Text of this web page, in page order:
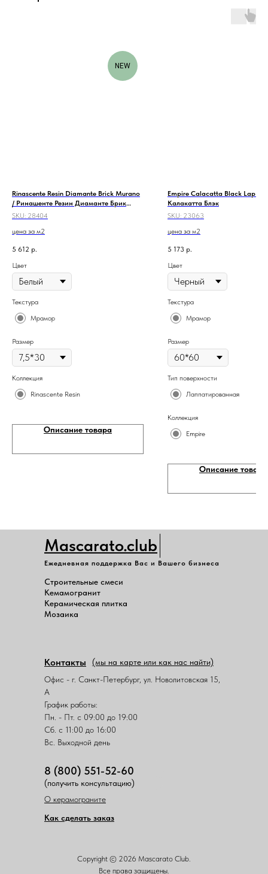
NEW
Rinascente Resin Diamante Brick Murano
/ Ринашенте Резин Диаманте Брик
Мурано
SKU: 28404
цена за м2
5 612 р.
Цвет
Текстура
Мрамор
Размер
Коллекция
Rinascente Resin
Описание товара
Empire Calacatta Black Lap
Калакатта Блэк
SKU: 23063
цена за м2
5 173 р.
Цвет
Текстура
Мрамор
Размер
Тип поверхности
Лаппатированная
Коллекция
Empire
Описание товара
Ежедневная поддержка Вас и Вашего бизнеса
Mascarato.club
Copyright © 2026 Mascarato Club.
Все права защищены.
Строительные смеси
Кемамогранит
Керамическая плитка
Мозаика
Контакты
Офис - г. Санкт-Петербург, ул. Новолитовская 15,
А
График работы:
Пн. - Пт. с 09:00 до 19:00
Сб. с 11:00 до 16:00
Вс. Выходной день
8 (800) 551-52-60
(мы на карте или как нас найти)
(получить консультацию)
О керамограните
Как сделать заказ